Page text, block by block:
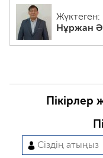
Жүктеген:
Нұржан
Пікірлер